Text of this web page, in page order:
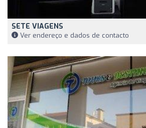
SETE VIAGENS
Ver endereço e dados de contacto